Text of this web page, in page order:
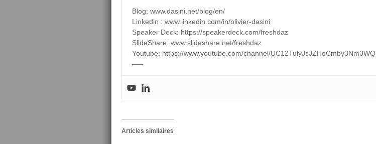
Blog: www.dasini.net/blog/en/
Linkedin : www.linkedin.com/in/olivier-dasini
Speaker Deck: https://speakerdeck.com/freshdaz
SlideShare: www.slideshare.net/freshdaz
Youtube: https://www.youtube.com/channel/UC12TulyJsJZHoCmby3Nm3WQ
—–
Articles similaires